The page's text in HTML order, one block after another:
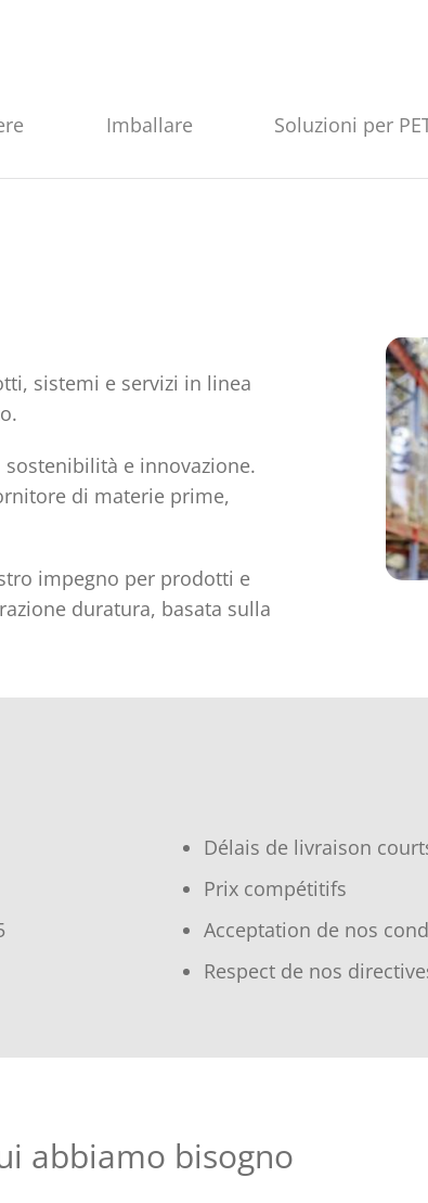
Imballare Soluzioni per
sistemi e servizi in linea
e innovazione.
di materie prime,
impegno per prodotti e
duratura, basata sulla
Délais de livraison
Prix compétitifs
Acceptation de nos
Respect de nos
abbiamo bisogno